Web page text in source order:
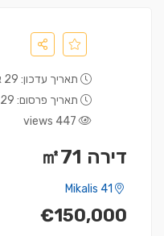
תאריך עדכון: 29 אוקטובר
תאריך פרסום: 29 אוקטובר
447 views
דירה ㎡71
€150,000